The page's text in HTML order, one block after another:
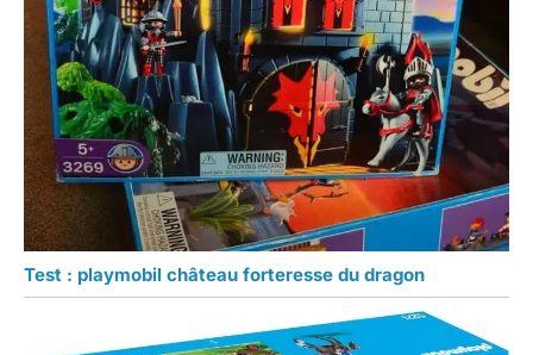
Test : playmobil château forteresse du dragon